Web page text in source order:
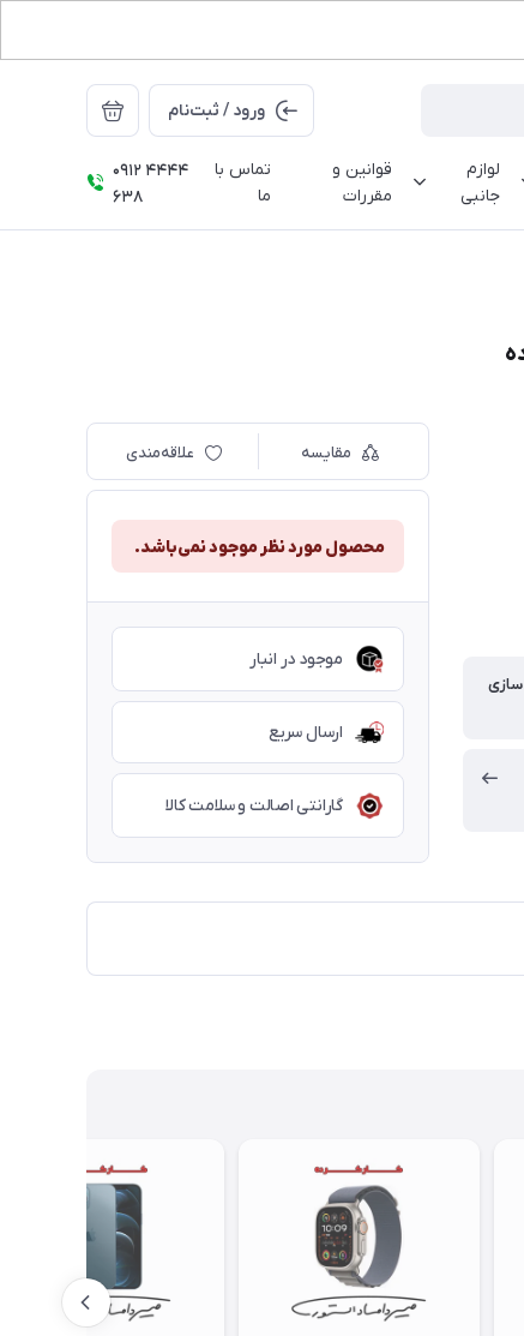
ورود / ثبت‌نام
لوازم
جانبی
قوانین و
مقررات
تماس با
ما
0912 4444
638
مقایسه علاقه‌مندی
محصول مورد نظر موجود نمی‌باشد.
موجود در انبار
ارسال سریع
گارانتی اصالت و سلامت کالا